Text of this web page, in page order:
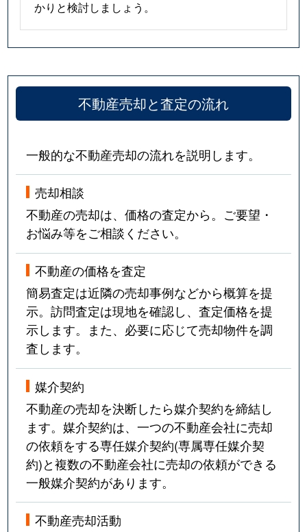
かりと検討しましょう。
不動産売却と査定の流れ
一般的な不動産売却の流れを説明します。
売却相談
不動産の売却は、価格の査定から。ご要望・
お悩み等をご相談ください。
不動産の価格を査定
簡易査定は近隣の売却事例などから概算を提
示。訪問査定は現地を確認し、査定価格を提
示します。また、必要に応じて売却物件を調
査します。
媒介契約
不動産の売却を決断したら媒介契約を締結し
ます。媒介契約は、一つの不動産会社に売却
の依頼をする専任媒介契約(専属専任媒介契
約)と複数の不動産会社に売却の依頼ができる
一般媒介契約があります。
不動産売却活動